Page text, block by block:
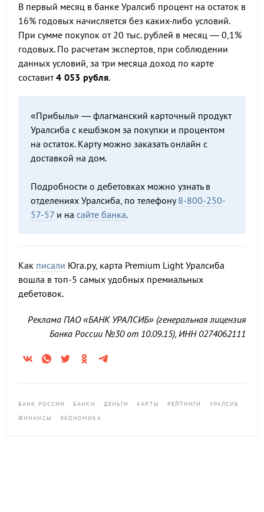
В первый месяц в банке Уралсиб процент на остаток в
16% годовых начисляется без каких-либо условий.
При сумме покупок от 20 тыс. рублей в месяц — 0,1%
годовых. По расчетам экспертов, при соблюдении
данных условий, за три месяца доход по карте
составит4 053 рубля.
«Прибыль» — флагманский карточный продукт
Уралсиба с кешбэком за покупки и процентом
на остаток. Карту можно заказать онлайн с
доставкой на дом.
Подробности о дебетовках можно узнать в
отделениях Уралсиба, по телефону8-800-250-
57-57 и на сайте банка.
Как писали Юга.ру, карта Premium Light Уралсиба
вошла в топ-5 самых удобных премиальных
дебетовок.
Реклама ПАО «БАНК УРАЛСИБ» (генеральная лицензия
Банка России №30 от 10.09.15), ИНН 0274062111
БАНК РОССИИ БАНКИ ДЕНЬГИ КАРТЫ РЕЙТИНГИ
УРАЛСИБ
ФИНАНСЫ
ЭКОНОМИКА